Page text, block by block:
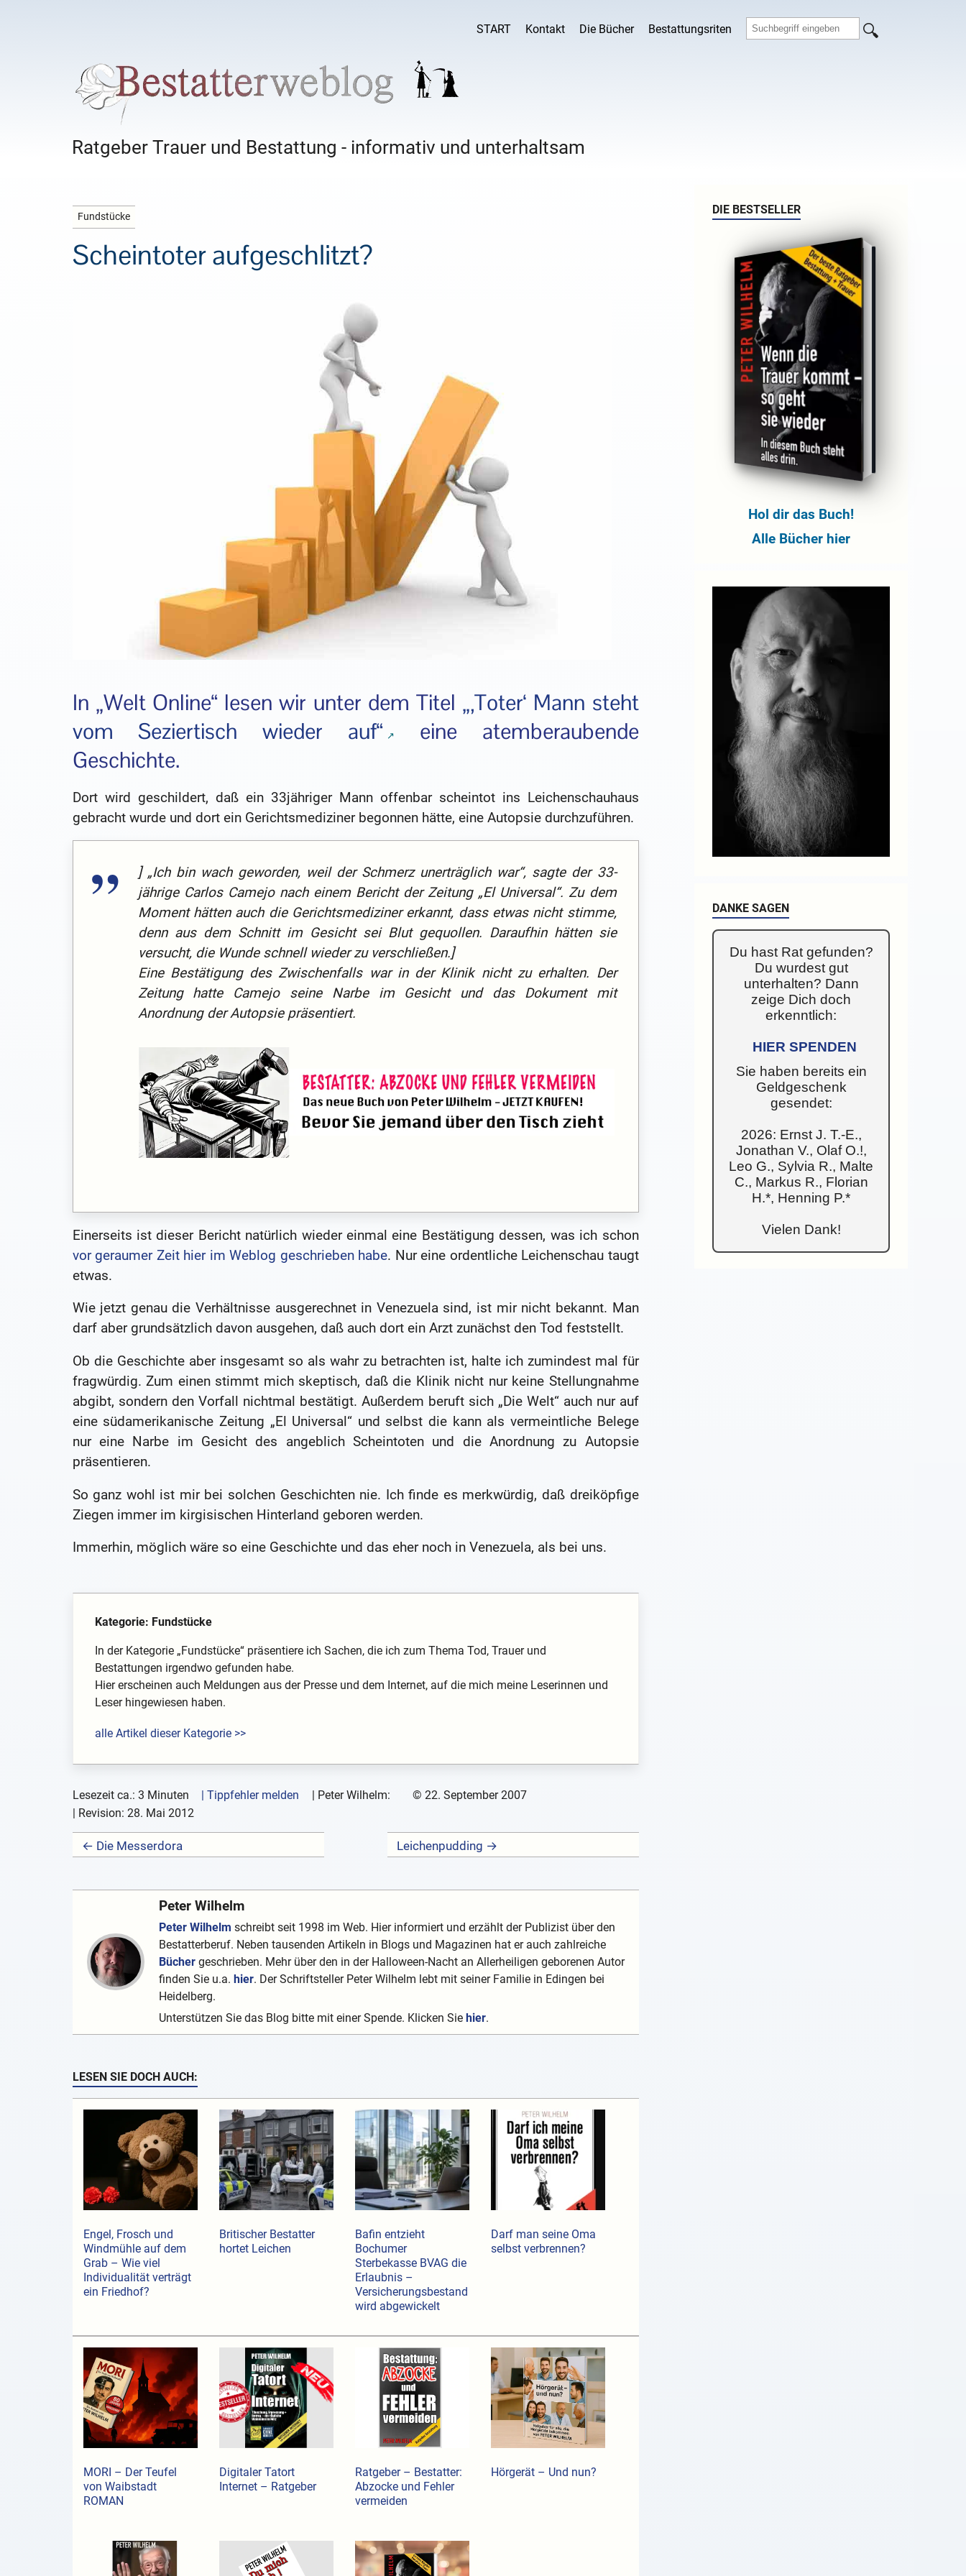
START Kontakt Die Bücher Bestattungsriten
Ratgeber Trauer und Bestattung - informativ und unterhaltsam
Fundstücke
Scheintoter aufgeschlitzt?
In „Welt Online“ lesen wir unter dem Titel „‚Toter‘ Mann steht
vom Seziertisch wieder auf“
eine atemberaubende
Geschichte.
Dort wird geschildert, daß ein 33jähriger Mann offenbar scheintot ins Leichenschauhaus
gebracht wurde und dort ein Gerichtsmediziner begonnen hätte, eine Autopsie durchzuführen.
] „Ich bin wach geworden, weil der Schmerz unerträglich war“, sagte der 33-
jährige Carlos Camejo nach einem Bericht der Zeitung „El Universal“. Zu dem
Moment hätten auch die Gerichtsmediziner erkannt, dass etwas nicht stimme,
denn aus dem Schnitt im Gesicht sei Blut gequollen. Daraufhin hätten sie
versucht, die Wunde schnell wieder zu verschließen.]
Eine Bestätigung des Zwischenfalls war in der Klinik nicht zu erhalten. Der
Zeitung hatte Camejo seine Narbe im Gesicht und das Dokument mit
Anordnung der Autopsie präsentiert.
Einerseits ist dieser Bericht natürlich wieder einmal eine Bestätigung dessen, was ich schon
vor geraumer Zeit hier im Weblog geschrieben habe. Nur eine ordentliche Leichenschau taugt
etwas.
Wie jetzt genau die Verhältnisse ausgerechnet in Venezuela sind, ist mir nicht bekannt. Man
darf aber grundsätzlich davon ausgehen, daß auch dort ein Arzt zunächst den Tod feststellt.
Ob die Geschichte aber insgesamt so als wahr zu betrachten ist, halte ich zumindest mal für
fragwürdig. Zum einen stimmt mich skeptisch, daß die Klinik nicht nur keine Stellungnahme
abgibt, sondern den Vorfall nichtmal bestätigt. Außerdem beruft sich „Die Welt“ auch nur auf
eine südamerikanische Zeitung „El Universal“ und selbst die kann als vermeintliche Belege
nur eine Narbe im Gesicht des angeblich Scheintoten und die Anordnung zu Autopsie
präsentieren.
So ganz wohl ist mir bei solchen Geschichten nie. Ich finde es merkwürdig, daß dreiköpfige
Ziegen immer im kirgisischen Hinterland geboren werden.
Immerhin, möglich wäre so eine Geschichte und das eher noch in Venezuela, als bei uns.
Kategorie: Fundstücke
In der Kategorie „Fundstücke“ präsentiere ich Sachen, die ich zum Thema Tod, Trauer und
Bestattungen irgendwo gefunden habe.
Hier erscheinen auch Meldungen aus der Presse und dem Internet, auf die mich meine Leserinnen und
Leser hingewiesen haben.
alle Artikel dieser Kategorie >>
Lesezeit ca.: 3 Minuten | Tippfehler melden | Peter Wilhelm: © 22. September 2007
| Revision: 28. Mai 2012
← Die Messerdora Leichenpudding →
Peter Wilhelm
Peter Wilhelm schreibt seit 1998 im Web. Hier informiert und erzählt der Publizist über den
Bestatterberuf. Neben tausenden Artikeln in Blogs und Magazinen hat er auch zahlreiche
Büchergeschrieben. Mehr über den in der Halloween-Nacht an Allerheiligen geborenen Autor
finden Sie u.a. hier. Der Schriftsteller Peter Wilhelm lebt mit seiner Familie in Edingen bei
Heidelberg.
Unterstützen Sie das Blog bitte mit einer Spende. Klicken Sie hier.
LESEN SIE DOCH AUCH:
Engel, Frosch und
Windmühle auf dem
Grab – Wie viel
Individualität verträgt
ein Friedhof?
Britischer Bestatter
hortet Leichen
Bafin entzieht
Bochumer
Sterbekasse BVAG die
Erlaubnis –
Versicherungsbestand
wird abgewickelt
Darf man seine Oma
selbst verbrennen?
MORI – Der Teufel
von Waibstadt
ROMAN
Digitaler Tatort
Internet – Ratgeber
Ratgeber – Bestatter:
Abzocke und Fehler
vermeiden
Hörgerät – Und nun?
DIE BESTSELLER
Hol dir das Buch!
Alle Bücher hier
DANKE SAGEN
Du hast Rat gefunden?
Du wurdest gut
unterhalten? Dann
zeige Dich doch
erkenntlich:
HIER SPENDEN
Sie haben bereits ein
Geldgeschenk
gesendet:
2026: Ernst J. T.-E.,
Jonathan V., Olaf O.!,
Leo G., Sylvia R., Malte
C., Markus R., Florian
H.*, Henning P.*
Vielen Dank!